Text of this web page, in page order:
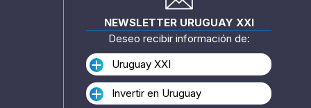
NEWSLETTER URUGUAY XXI
Deseo recibir información de:
Uruguay XXI
Invertir en Uruguay